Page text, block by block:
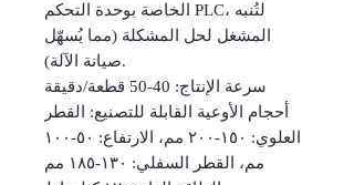
الخاصة بوحدة التحكم PLC، لتُنبه
المشغل لحل المشكلة (مما يُسهّل
صيانة الآلة).
سرعة الإنتاج: 40-50 قطعة/دقيقة
أحجام الأوعية القابلة للتصنيع: القطر
العلوي: ١٥٠-٢٠٠ مم، الارتفاع: ٥٠-١٠٠
مم، القطر السفلي: ١٣٠-١٨٥ مم